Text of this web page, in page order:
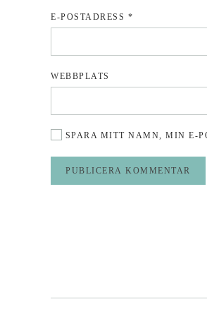
E-POSTADRESS *
WEBBPLATS
SPARA MITT NAMN, MIN E-
PUBLICERA KOMMENTAR